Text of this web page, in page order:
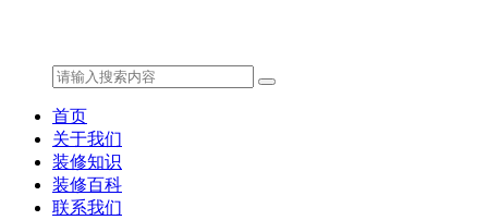
首页
关于我们
装修知识
装修百科
联系我们